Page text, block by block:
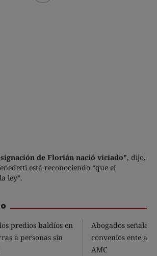
de Florián nació viciado”, dijo,
está reconociendo “que el
ley”.
predios baldíos en
a personas sin
Abogados
convenios ente
AMC